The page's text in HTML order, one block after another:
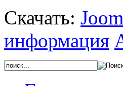
Скачать:
информация